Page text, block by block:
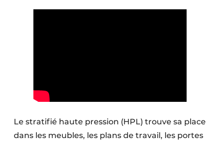
Le stratifié haute pression (HPL) trouve sa place
dans les meubles, les plans de travail, les portes